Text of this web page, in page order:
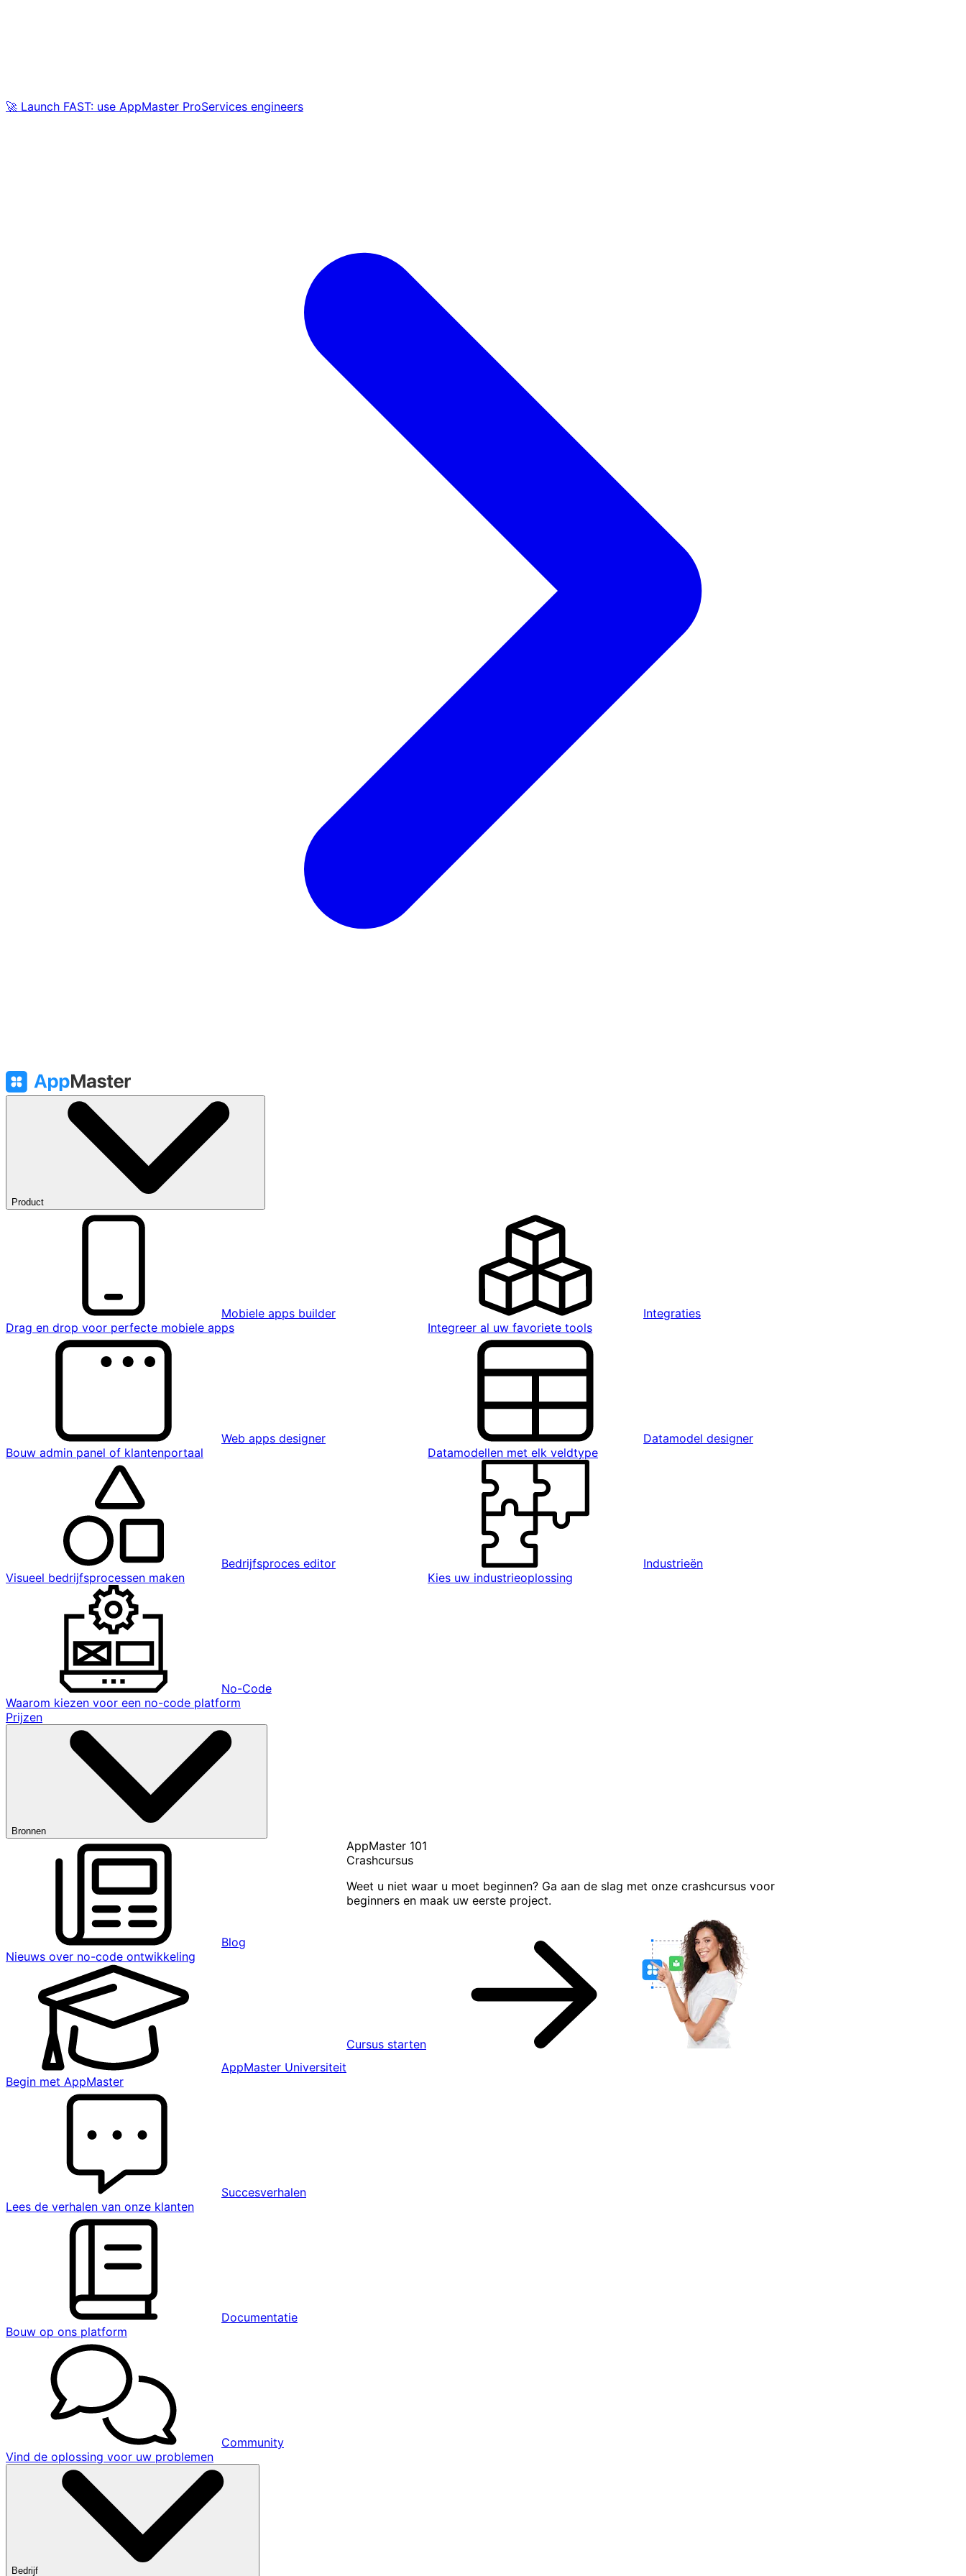
🚀 Launch FAST: use AppMaster ProServices engineers
Product
Mobiele apps builder
Drag en drop voor perfecte mobiele apps
Integraties
Integreer al uw favoriete tools
Web apps designer
Bouw admin panel of klantenportaal
Datamodel designer
Datamodellen met elk veldtype
Bedrijfsproces editor
Visueel bedrijfsprocessen maken
Industrieën
Kies uw industrieoplossing
No-Code
Waarom kiezen voor een no-code platform
Prijzen
Bronnen
Blog
Nieuws over no-code ontwikkeling
AppMaster Universiteit
Begin met AppMaster
Succesverhalen
Lees de verhalen van onze klanten
Documentatie
Bouw op ons platform
Community
Vind de oplossing voor uw problemen
AppMaster 101
Crashcursus
Weet u niet waar u moet beginnen? Ga aan de slag met onze crashcursus voor
beginners en maak uw eerste project.
Cursus starten
Bedrijf